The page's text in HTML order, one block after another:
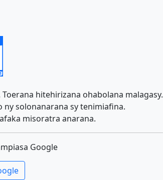
Toerana hitehirizana ohabolana malagasy.
ny solonanarana sy tenimiafina.
misoratra anarana.
Google